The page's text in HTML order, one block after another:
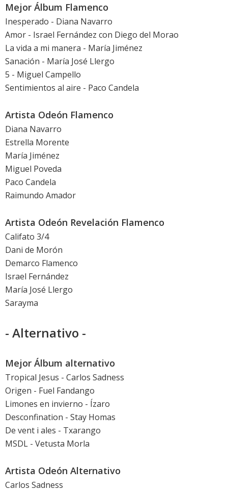
Mejor Álbum Flamenco
Inesperado - Diana Navarro
Amor - Israel Fernández con Diego del Morao
La vida a mi manera - María Jiménez
Sanación - María José Llergo
5 - Miguel Campello
Sentimientos al aire - Paco Candela
Artista Odeón Flamenco
Diana Navarro
Estrella Morente
María Jiménez
Miguel Poveda
Paco Candela
Raimundo Amador
Artista Odeón Revelación Flamenco
Califato 3/4
Dani de Morón
Demarco Flamenco
Israel Fernández
María José Llergo
Sarayma
- Alternativo -
Mejor Álbum alternativo
Tropical Jesus - Carlos Sadness
Origen - Fuel Fandango
Limones en invierno - Ízaro
Desconfination - Stay Homas
De vent i ales - Txarango
MSDL - Vetusta Morla
Artista Odeón Alternativo
Carlos Sadness